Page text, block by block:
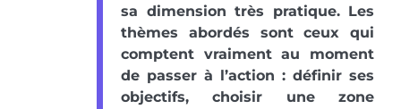
sa dimension très pratique. Les
thèmes abordés sont ceux qui
comptent vraiment au moment
de passer à l’action : définir ses
objectifs, choisir une zone